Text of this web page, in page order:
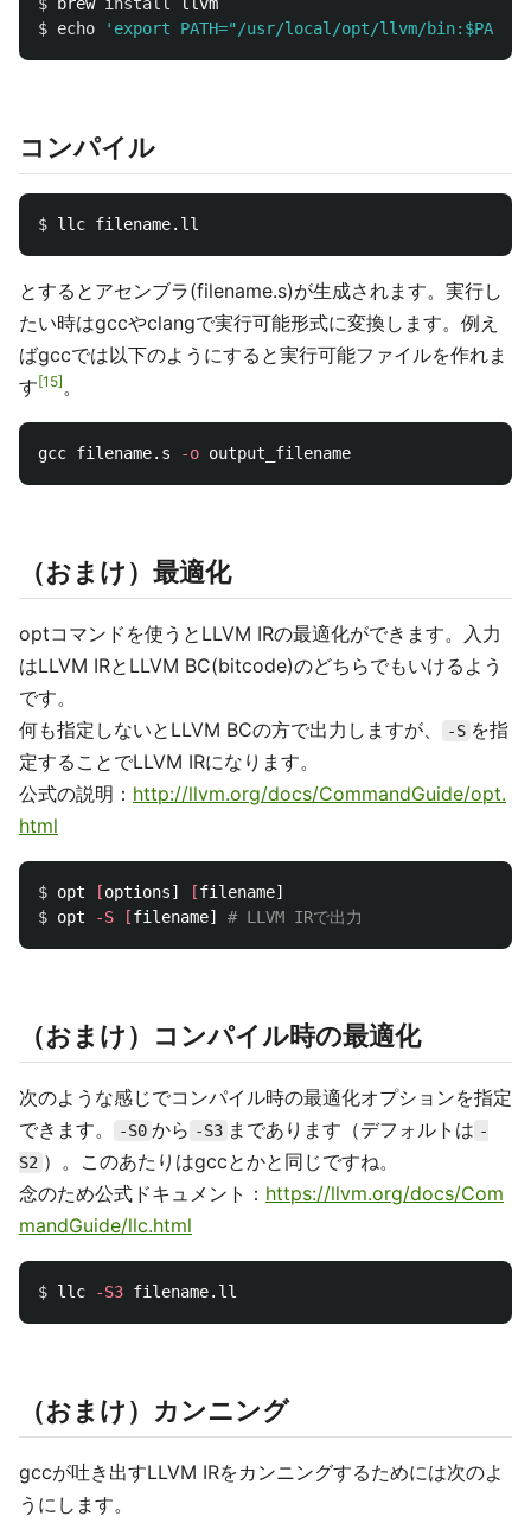
$ echo 'export PATH="/usr/local/opt/llvm/bin:$PATH"'
コンパイル
$
とするとアセンブラ(filename.s)が生成されます。実行し
たい時はgccやclangで実行可能形式に変換します。例え
ばgccでは以下のようにすると実行可能ファイルを作れま
す 15 。
gcc filename.s -o
（おまけ）最適化
optコマンドを使うとLLVM IRの最適化ができます。入力
はLLVM IRとLLVM BC(bitcode)のどちらでもいけるよう
です。
何も指定しないとLLVM BCの方で出力しますが、
-S を指
定することでLLVM IRになります。
公式の説明： http://llvm.org/docs/CommandGuide/opt.
html
$ opt [options] [
$ opt -S [filename] # LLVM IRで出力
（おまけ）コンパイル時の最適化
次のような感じでコンパイル時の最適化オプションを指定
できます。
-S0 から -S3 まであります（デフォルトは -
S2 ）。このあたりはgccとかと同じですね。
念のため公式ドキュメント： https://llvm.org/docs/Com
mandGuide/llc.html
$ llc -S3
（おまけ）カンニング
gccが吐き出すLLVM IRをカンニングするためには次のよ
うにします。